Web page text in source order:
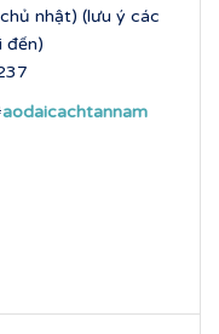
nhật) (lưu ý các
đến)
aodaicachtannam